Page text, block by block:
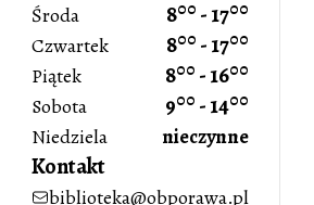
Środa 800 -1700
Czwartek 800 -1700
Piątek 800 -1600
Sobota 900 -1400
Niedziela nieczynne
Kontakt
biblioteka@obporawa.pl